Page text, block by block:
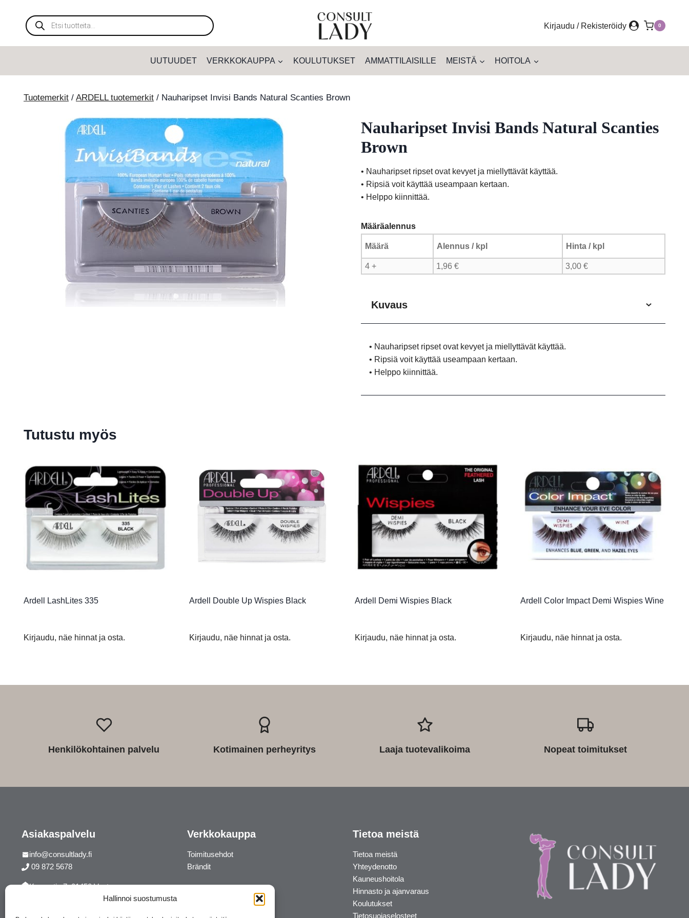
Hallinnoi suostumusta
sisältöönProducts
search
Kirjaudu / Rekisteröidy 0
UUTUUDET VERKKOKAUPPA KOULUTUKSET AMMATTILAISILLE MEISTÄ HOITOLA
Tuotemerkit / ARDELL tuotemerkit / Nauharipset Invisi Bands Natural Scanties Brown
Nauharipset Invisi Bands Natural Scanties
Brown
• Nauharipset ripset ovat kevyet ja miellyttävät käyttää.
• Ripsiä voit käyttää useampaan kertaan.
• Helppo kiinnittää.
Määräalennus
Määrä Alennus / kpl Hinta / kpl
4 + 1,96 € 3,00 €
Kuvaus
• Nauharipset ripset ovat kevyet ja miellyttävät käyttää.
• Ripsiä voit käyttää useampaan kertaan.
• Helppo kiinnittää.
Tutustu myös
Ardell LashLites 335
Kirjaudu, näe hinnat ja osta.
Ardell Double Up Wispies Black
Kirjaudu, näe hinnat ja osta.
Ardell Demi Wispies Black
Kirjaudu, näe hinnat ja osta.
Ardell Color Impact Demi Wispies Wine
Kirjaudu, näe hinnat ja osta.
Henkilökohtainen palvelu Kotimainen perheyritys Laaja tuotevalikoima Nopeat toimitukset
Asiakaspalvelu
info@consultlady.fi
09 872 5678
Korsontie 7, 01450 Vantaa
Verkkokauppa
Toimitusehdot
Brändit
Tietoa meistä
Tietoa meistä
Yhteydenotto
Kauneushoitola
Hinnasto ja ajanvaraus
Koulutukset
Tietosuojaselosteet